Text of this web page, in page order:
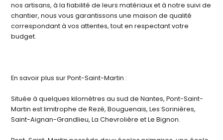
nos artisans, à la fiabilité de leurs matériaux et à notre suivi de
chantier, nous vous garantissons une maison de qualité
correspondant à vos attentes, tout en respectant votre
budget.
En savoir plus sur Pont-Saint-Martin :
Située à quelques kilomètres au sud de Nantes, Pont-Saint-
Martin est limitrophe de Rezé, Bouguenais, Les Sorinières,
Saint-Aignan-Grandlieu, La Chevrolière et Le Bignon.